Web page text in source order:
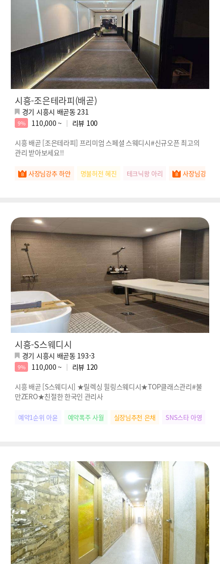
시흥-조은테라피(배곧)
경기 시흥시 배곧동 231
9% 110,000 ~ 리뷰 100
시흥 배곧 [조은테라피] 프리미엄 스페셜 스웨디시#신규오픈 최고의
관리 받아보세요!!
사장님강추 하얀 명불허전 혜진 테크닉왕 아리 사장님강추
시흥-S스웨디시
경기 시흥시 배곧동 193-3
9% 110,000 ~ 리뷰 120
시흥 배곧 [S스웨디시] ★릴렉싱 힐링스웨디시★TOP클래스관리#불
만ZERO★친절한 한국인 관리사
예약1순위 아윤 예약폭주 사월 실장님추천 은채 SNS스타 아영